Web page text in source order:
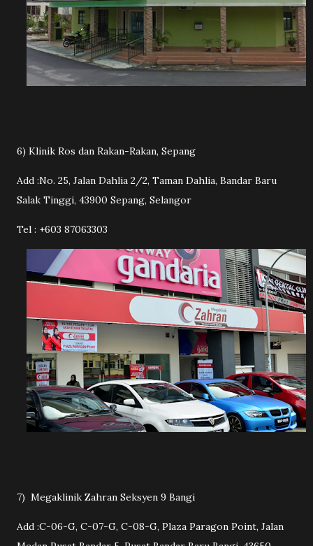
6) Klinik Ros dan Rakan-Rakan, Sepang
Add :No. 25, Jalan Dahlia 2/2, Taman Dahlia, Bandar Baru
Salak Tinggi, 43900 Sepang, Selangor
Tel : +603 87063303
7) Megaklinik Zahran Seksyen 9 Bangi
Add :C-06-G, C-07-G, C-08-G, Plaza Paragon Point, Jalan